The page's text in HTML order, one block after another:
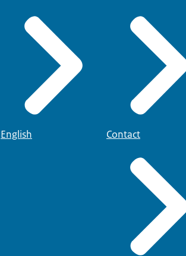
English Contact